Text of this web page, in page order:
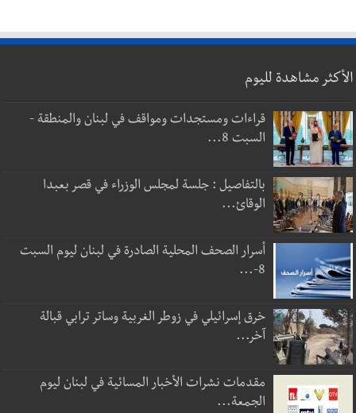
الأكثر مشاهدة لليوم
قراءات ومستجدات ومواقف في لبنان والمنطقة -
السبت 8...
بالتفاصيل : جلسة لمجلس الوزراء في قصر بعبدا
الوقائ...
أسرار الصحف المحلية الصادرة في لبنان ليوم السبت
8-...
خرق إسرائيلي في زوطر الغربية وساتر ترابي قبالة
آخر...
مقدمات نشرات الأخبار المسائية في لبنان ليوم
الجمعة...